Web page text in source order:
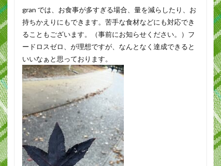
gran では、お食事が多すぎる場合、量を減らしたり、お
持ちかえりにもできます。苦手な食材などにも対応でき
ることもございます。（事前にお知らせください。）フ
ードロスゼロ、が理想ですが、なんとなく達成できると
いいなぁと思っております。